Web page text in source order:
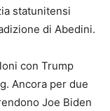
statunitensi
di Abedini.
con Trump
Ancora per due
Joe Biden